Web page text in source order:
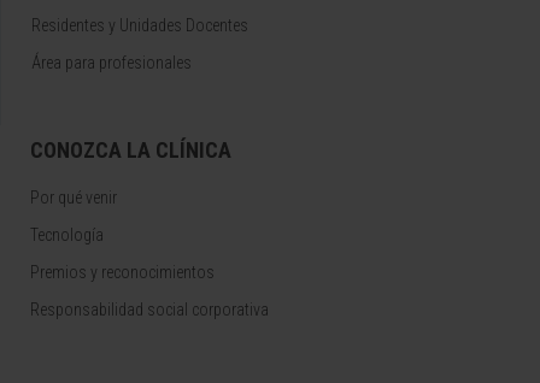
Residentes y Unidades Docentes
Área para profesionales
CONOZCA LA CLÍNICA
Por qué venir
Tecnología
Premios y reconocimientos
Responsabilidad social corporativa